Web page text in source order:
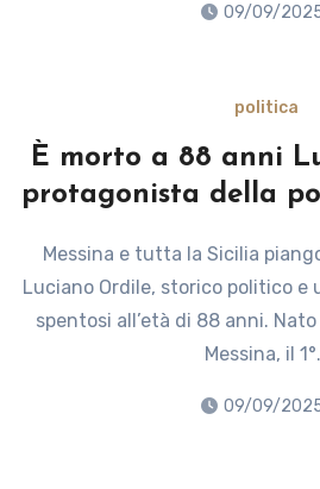
09/09/
politica
È morto a 88 anni
protagonista della
Messina e tutta la Sicilia piangono la scomparsa di
Luciano Ordile, storico politico e
spentosi all’età di 88 anni.
Messina, il
09/09/